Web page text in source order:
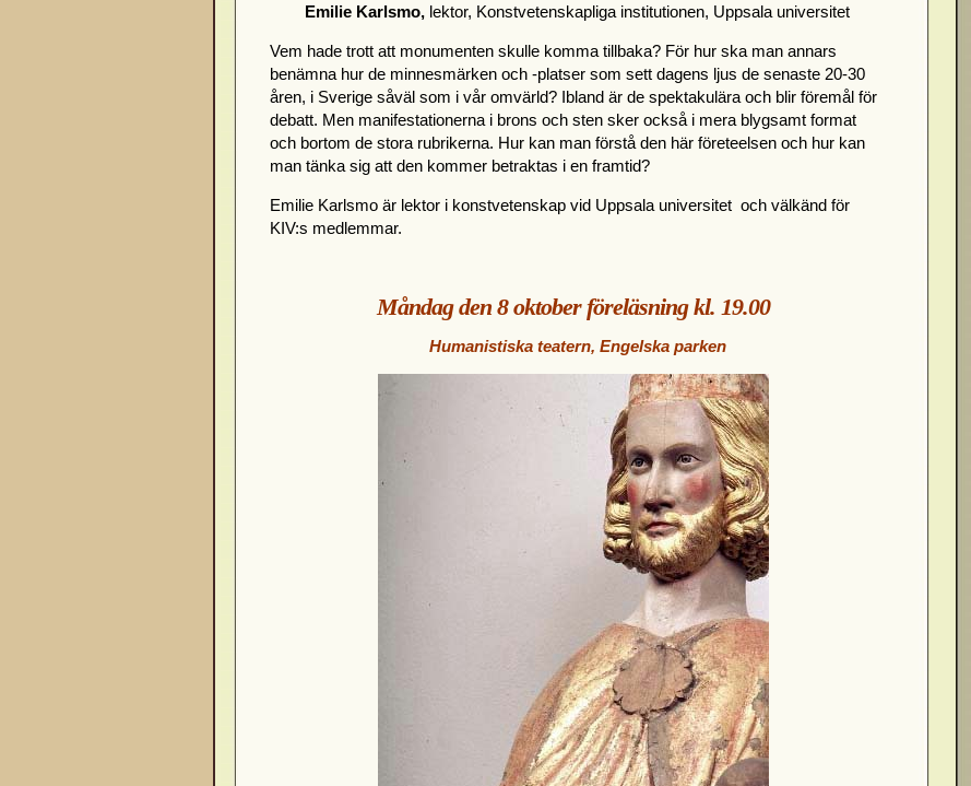
Emilie Karlsmo, lektor, Konstvetenskapliga institutionen, Uppsala universitet
Vem hade trott att monumenten skulle komma tillbaka? För hur ska man annars
benämna hur de minnesmärken och -platser som sett dagens ljus de senaste 20-30
åren, i Sverige såväl som i vår omvärld? Ibland är de spektakulära och blir föremål för
debatt. Men manifestationerna i brons och sten sker också i mera blygsamt format
och bortom de stora rubrikerna. Hur kan man förstå den här företeelsen och hur kan
man tänka sig att den kommer betraktas i en framtid?
Emilie Karlsmo är lektor i konstvetenskap vid Uppsala universitet och välkänd för
KIV:s medlemmar.
Måndag den 8 oktober föreläsning kl. 19.00
Humanistiska teatern, Engelska parken